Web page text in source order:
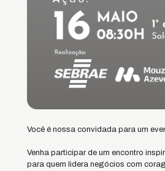
Você é nossa convidada para um
Venha participar de um encontro
para quem lidera negócios com